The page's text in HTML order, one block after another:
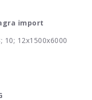
import
10; 12x1500x6000